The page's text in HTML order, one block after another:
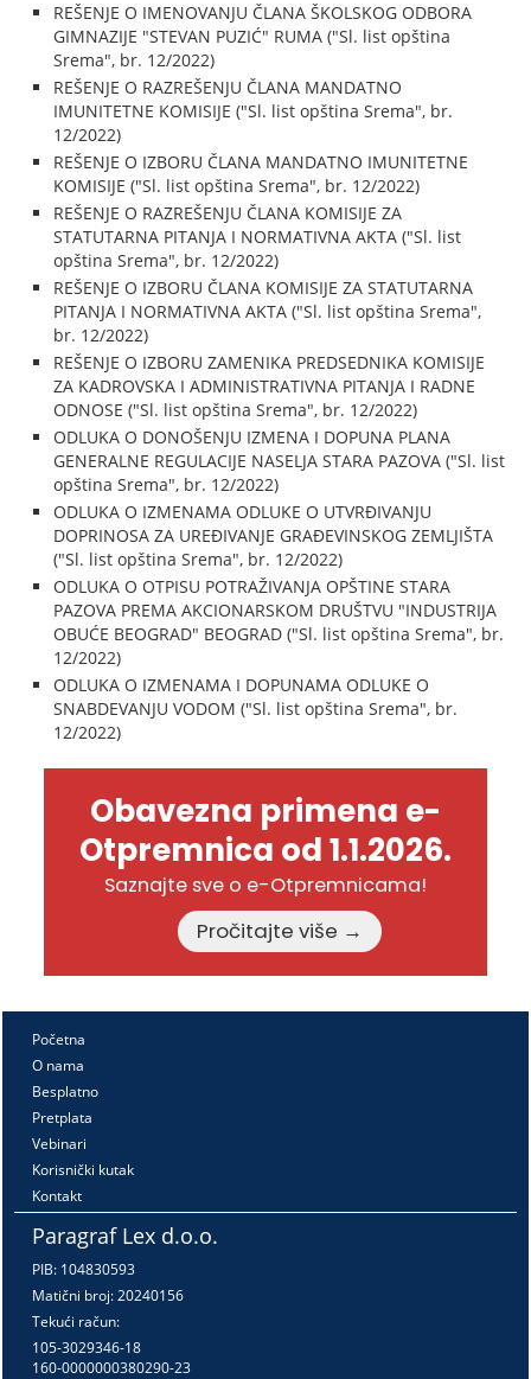
REŠENJE O IMENOVANJU ČLANA ŠKOLSKOG ODBORA
GIMNAZIJE "STEVAN PUZIĆ" RUMA ("Sl. list opština
Srema", br. 12/2022)
REŠENJE O RAZREŠENJU ČLANA MANDATNO
IMUNITETNE KOMISIJE ("Sl. list opština Srema", br.
12/2022)
REŠENJE O IZBORU ČLANA MANDATNO IMUNITETNE
KOMISIJE ("Sl. list opština Srema", br. 12/2022)
REŠENJE O RAZREŠENJU ČLANA KOMISIJE ZA
STATUTARNA PITANJA I NORMATIVNA AKTA ("Sl. list
opština Srema", br. 12/2022)
REŠENJE O IZBORU ČLANA KOMISIJE ZA STATUTARNA
PITANJA I NORMATIVNA AKTA ("Sl. list opština Srema",
br. 12/2022)
REŠENJE O IZBORU ZAMENIKA PREDSEDNIKA KOMISIJE
ZA KADROVSKA I ADMINISTRATIVNA PITANJA I RADNE
ODNOSE ("Sl. list opština Srema", br. 12/2022)
ODLUKA O DONOŠENJU IZMENA I DOPUNA PLANA
GENERALNE REGULACIJE NASELJA STARA PAZOVA ("Sl. list
opština Srema", br. 12/2022)
ODLUKA O IZMENAMA ODLUKE O UTVRĐIVANJU
DOPRINOSA ZA UREĐIVANJE GRAĐEVINSKOG ZEMLJIŠTA
("Sl. list opština Srema", br. 12/2022)
ODLUKA O OTPISU POTRAŽIVANJA OPŠTINE STARA
PAZOVA PREMA AKCIONARSKOM DRUŠTVU "INDUSTRIJA
OBUĆE BEOGRAD" BEOGRAD ("Sl. list opština Srema", br.
12/2022)
ODLUKA O IZMENAMA I DOPUNAMA ODLUKE O
SNABDEVANJU VODOM ("Sl. list opština Srema", br.
12/2022)
Obavezna primena e-
Otpremnica od 1.1.2026.
Saznajte sve o e-Otpremnicama!
Pročitajte više →
Početna
O nama
Besplatno
Pretplata
Vebinari
Korisnički kutak
Kontakt
Paragraf Lex d.o.o.
PIB: 104830593
Matični broj: 20240156
Tekući račun:
105-3029346-18
160-0000000380290-23